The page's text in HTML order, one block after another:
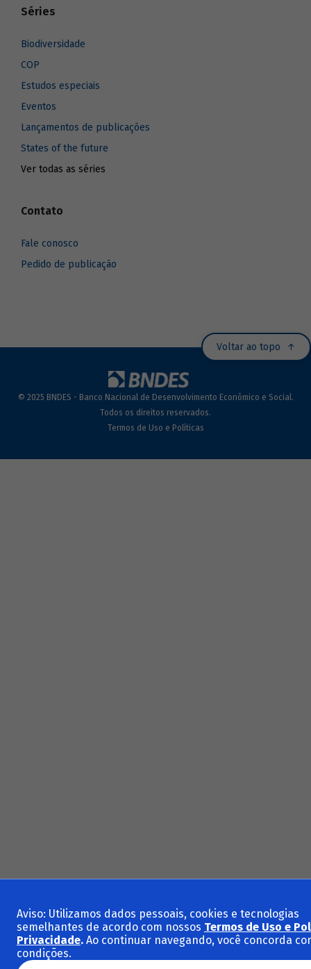
Séries
Biodiversidade
COP
Estudos especiais
Eventos
Lançamentos de publicações
States of the future
Ver todas as séries
Contato
Fale conosco
Pedido de publicação
Voltar ao topo
© 2025 BNDES - Banco Nacional de Desenvolvimento Econômico e Social.
Todos os direitos reservados.
Termos de Uso e Políticas
Aviso: Utilizamos dados pessoais, cookies e tecnologias
semelhantes de acordo com nossos Termos de Uso e
Privacidade. Ao continuar navegando, você concorda
condições.